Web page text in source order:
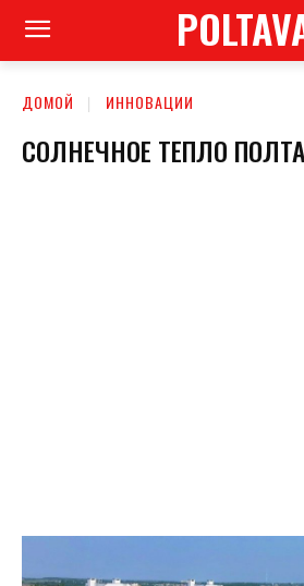
ДОМОЙ ИННОВАЦИИ
СОЛНЕЧНОЕ ТЕПЛО